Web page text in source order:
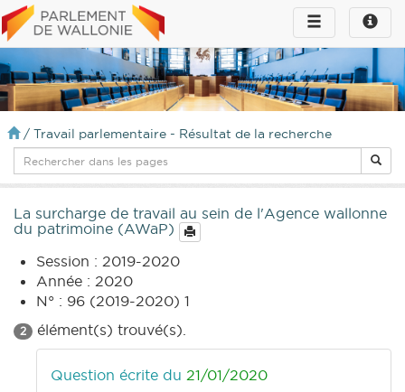
Toggle
infos
Toggle
navigation
/ Travail parlementaire - Résultat de la recherche
La surcharge de travail au sein de l'Agence wallonne
du patrimoine (AWaP)
Session : 2019-2020
Année : 2020
N° : 96 (2019-2020) 1
2 élément(s) trouvé(s).
Question écrite du 21/01/2020